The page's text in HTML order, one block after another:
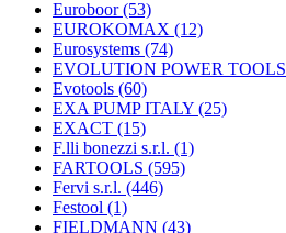
Euroboor(53)
EUROKOMAX (12)
Eurosystems (74)
EVOLUTION POWER TOOLS
Evotools (60)
EXA PUMP ITALY (25)
EXACT (15)
F.lli bonezzi s.r.l. (1)
FARTOOLS (595)
Fervi s.r.l. (446)
Festool (1)
FIELDMANN (43)